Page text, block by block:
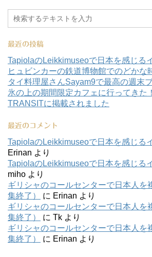
最近の投稿
TapiolaのLeikkimuseoで日本を感じる
ヒュビンカーの鉄道博物館でのどかな
タイ料理屋さんSayam9で最高の週末
氷の上の期間限定カフェに行ってきた！
TRANSITに掲載されました
最近のコメント
TapiolaのLeikkimuseoで日本を感じる
Erinan より
TapiolaのLeikkimuseoで日本を感じる
miho より
ギリシャのコールセンターで日本人を
集終了）
に Erinan より
ギリシャのコールセンターで日本人を
集終了）
に Tk より
ギリシャのコールセンターで日本人を
集終了）
に Erinan より